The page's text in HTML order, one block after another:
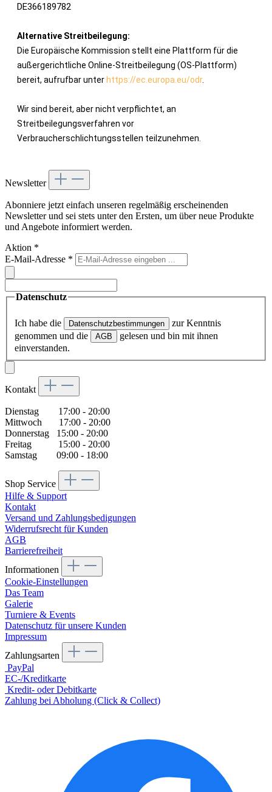
DE366189782
Alternative Streitbeilegung:
Die Europäische Kommission stellt eine Plattform für die
außergerichtliche Online-Streitbeilegung (OS-Plattform)
bereit, aufrufbar unter https://ec.europa.eu/odr.
Wir sind bereit, aber nicht verpflichtet, an
Streitbeilegungsverfahren vor
Verbraucherschlichtungsstellen teilzunehmen.
Newsletter
Abonniere jetzt einfach unseren regelmäßig erscheinenden
Newsletter und sei stets unter den Ersten, um über neue Produkte
und Angebote informiert werden.
Aktion *
E-Mail-Adresse *
Datenschutz
Ich habe die Datenschutzbestimmungen
zur Kenntnis
genommen und die
AGB
gelesen und bin mit ihnen
einverstanden.
Kontakt
Dienstag 17:00 - 20:00
Mittwoch 17:00 - 20:00
Donnerstag 15:00 - 20:00
Freitag 15:00 - 20:00
Samstag 09:00 - 18:00
Shop Service
Hilfe & Support
Kontakt
Versand und Zahlungsbedigungen
Widerrufsrecht für Kunden
AGB
Barrierefreiheit
Informationen
Cookie-Einstellungen
Das Team
Galerie
Turniere & Events
Datenschutz für unsere Kunden
Impressum
Zahlungsarten
PayPal
EC-/Kreditkarte
Kredit- oder Debitkarte
Zahlung bei Abholung (Click & Collect)